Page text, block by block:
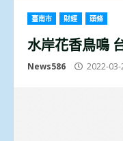
臺南市 財經 頭條
水岸花香鳥鳴
News586 2022-03-